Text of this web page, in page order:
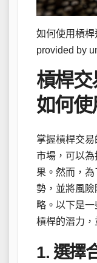
如何使用槓
provided by
槓桿交
如何
掌握槓桿交
市場，可以
果。然而，
勢，並將風
略。以下是
槓桿的潛力，
1. 選擇